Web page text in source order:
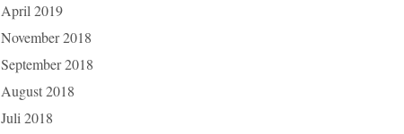
April 2019
November 2018
September 2018
August 2018
Juli 2018